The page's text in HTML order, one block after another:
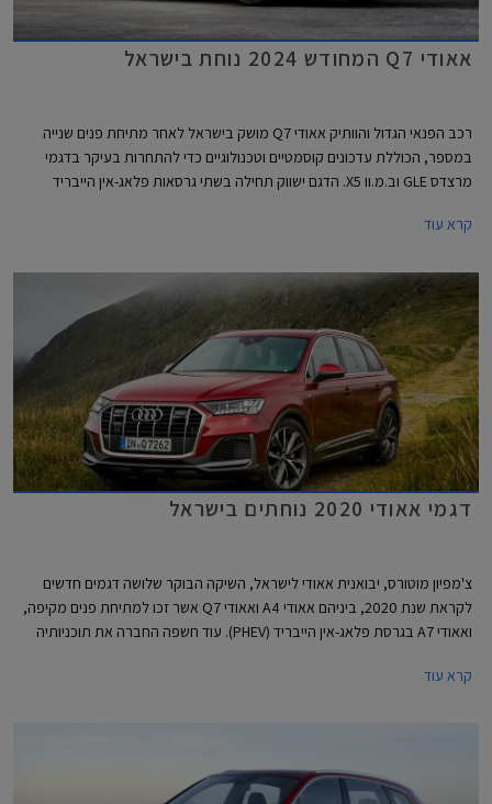
אאודי Q7 המחודש 2024 נוחת בישראל
רכב הפנאי הגדול והוותיק אאודי Q7 מושק בישראל לאחר מתיחת פנים שנייה
במספר, הכוללת עדכונים קוסמטיים וטכנולוגיים כדי להתחרות בעיקר בדגמי
מרצדס GLE וב.מ.וו X5. הדגם ישווק תחילה בשתי גרסאות פלאג-אין הייבריד
גרסת דיזל עם 7 מושבים.
קרא עוד
דגמי אאודי 2020 נוחתים בישראל
צ'מפיון מוטורס, יבואנית אאודי לישראל, השיקה הבוקר שלושה דגמים חדשים
לקראת שנת 2020, ביניהם אאודי A4 ואאודי Q7 אשר זכו למתיחת פנים מקיפה,
ואאודי A7 בגרסת פלאג-אין הייבריד (PHEV). עוד חשפה החברה את תוכניותיה
קרא עוד